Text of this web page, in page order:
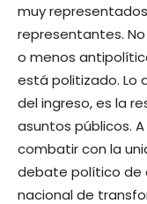
muy
representantes.
o menos
está politizado. Lo
del ingreso, es la
asuntos públicos.
combatir con la
debate político de
nacional de